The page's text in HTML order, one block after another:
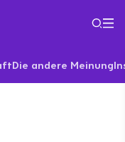
Die andere Meinung